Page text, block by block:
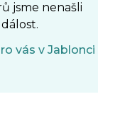
jsme nenašli
vás v Jablonci